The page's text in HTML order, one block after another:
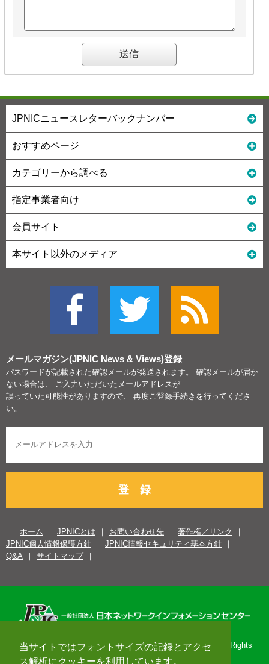
当サイトではフォントサイズの記録とアクセ
ス解析にクッキーを利用しています。
JPNICニュースレターバックナンバー
おすすめページ
カテゴリーから調べる
指定事業者向け
会員サイト
本サイト以外のメディア
メールマガジン(JPNIC News & Views)登録
パスワードが記載された確認メールが発送されます。 確認メールが届か
ない場合は、 ご入力いただいたメールアドレスが
誤っていた可能性がありますので、 再度ご登録手続きを行ってくださ
い。
登 録
ホーム JPNICとは お問い合わせ先
著作権／リンク
JPNIC個人情報保護方針
JPNIC情報セキュリティ基本方針
Q&A
サイトマップ
Copyright© 1996-2026 Japan Network Information Center. All Rights
Reserved.